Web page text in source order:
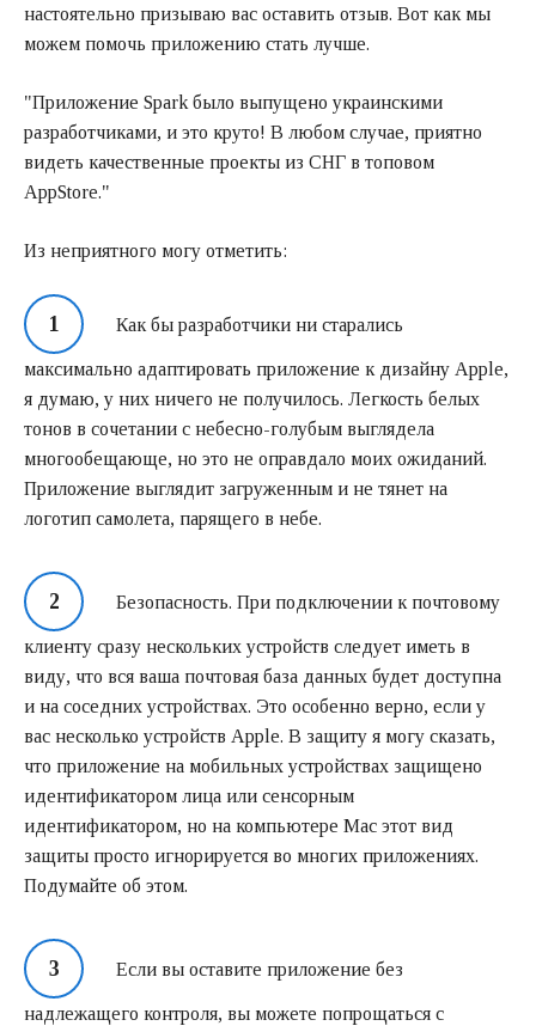
настоятельно призываю вас оставить отзыв. Вот как мы
можем помочь приложению стать лучше.
"Приложение Spark было выпущено украинскими
разработчиками, и это круто! В любом случае, приятно
видеть качественные проекты из СНГ в топовом
AppStore."
Из неприятного могу отметить:
Как бы разработчики ни старались
максимально адаптировать приложение к дизайну Apple,
я думаю, у них ничего не получилось. Легкость белых
тонов в сочетании с небесно-голубым выглядела
многообещающе, но это не оправдало моих ожиданий.
Приложение выглядит загруженным и не тянет на
логотип самолета, парящего в небе.
Безопасность. При подключении к почтовому
клиенту сразу нескольких устройств следует иметь в
виду, что вся ваша почтовая база данных будет доступна
и на соседних устройствах. Это особенно верно, если у
вас несколько устройств Apple. В защиту я могу сказать,
что приложение на мобильных устройствах защищено
идентификатором лица или сенсорным
идентификатором, но на компьютере Mac этот вид
защиты просто игнорируется во многих приложениях.
Подумайте об этом.
Если вы оставите приложение без
надлежащего контроля, вы можете попрощаться с